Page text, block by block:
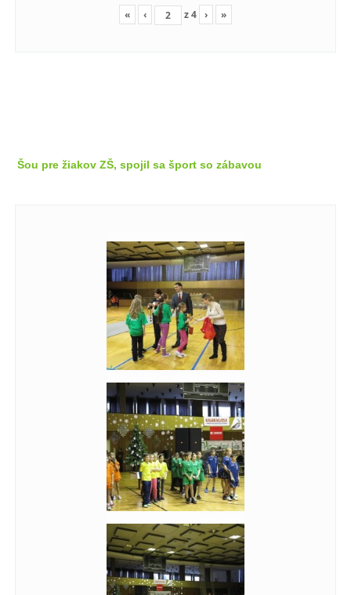
« ‹ z4 › »
Šou pre žiakov ZŠ, spojil sa šport so zábavou